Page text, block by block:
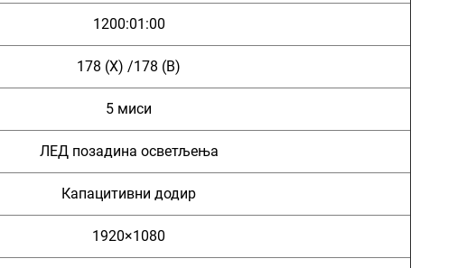
1200:01:00
178 (Х) /178 (В)
5 миси
ЛЕД позадина осветљења
Капацитивни додир
1920×1080